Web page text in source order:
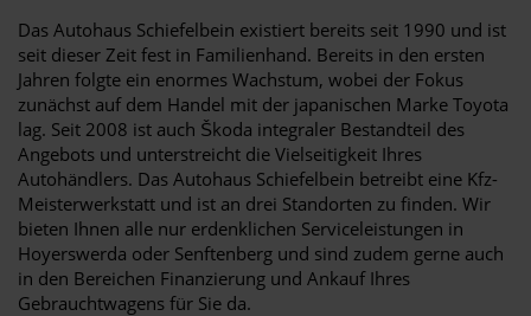
Das Autohaus Schiefelbein existiert bereits seit 1990 und ist
seit dieser Zeit fest in Familienhand. Bereits in den ersten
Jahren folgte ein enormes Wachstum, wobei der Fokus
zunächst auf dem Handel mit der japanischen Marke Toyota
lag. Seit 2008 ist auch Škoda integraler Bestandteil des
Angebots und unterstreicht die Vielseitigkeit Ihres
Autohändlers. Das Autohaus Schiefelbein betreibt eine Kfz-
Meisterwerkstatt und ist an drei Standorten zu finden. Wir
bieten Ihnen alle nur erdenklichen Serviceleistungen in
Hoyerswerda oder Senftenberg und sind zudem gerne auch
in den Bereichen Finanzierung und Ankauf Ihres
Gebrauchtwagens für Sie da.